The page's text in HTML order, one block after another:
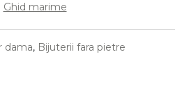
Vezi toate
Ghid marime
dama, Bijuterii fara pietre